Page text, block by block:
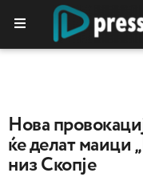
Нова
ќе делат маици
низ Скопје